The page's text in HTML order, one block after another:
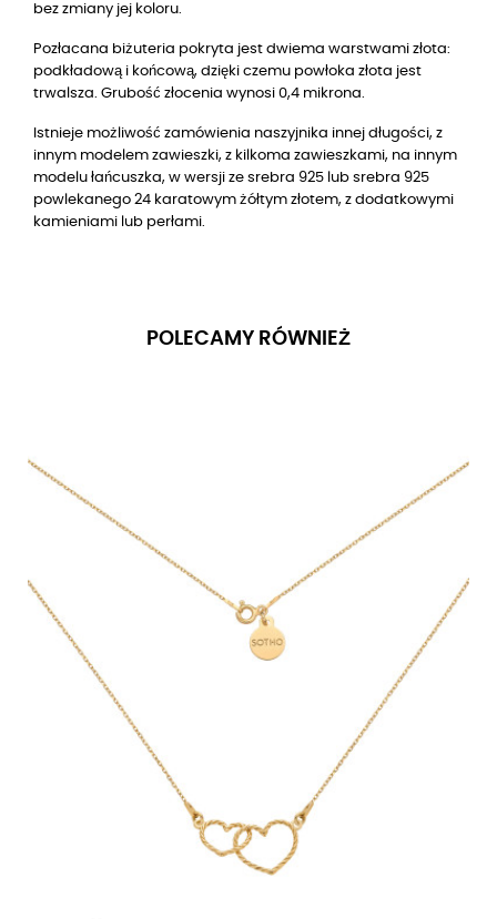
bez zmiany jej koloru.
Pozłacana biżuteria pokryta jest dwiema warstwami złota:
podkładową i końcową, dzięki czemu powłoka złota jest
trwalsza. Grubość złocenia wynosi 0,4 mikrona.
Istnieje możliwość zamówienia naszyjnika innej długości, z
innym modelem zawieszki, z kilkoma zawieszkami, na innym
modelu łańcuszka, w wersji ze srebra 925 lub srebra 925
powlekanego 24 karatowym żółtym złotem, z dodatkowymi
kamieniami lub perłami.
POLECAMY RÓWNIEŻ